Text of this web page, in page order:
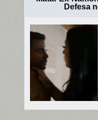
Defesa